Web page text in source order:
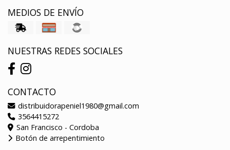
MEDIOS DE ENVÍO
NUESTRAS REDES SOCIALES
CONTACTO
distribuidorapeniel1980@gmail.com
3564415272
San Francisco - Cordoba
Botón de arrepentimiento